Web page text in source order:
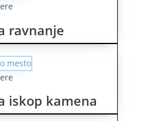
ravnanje
iskop kamena